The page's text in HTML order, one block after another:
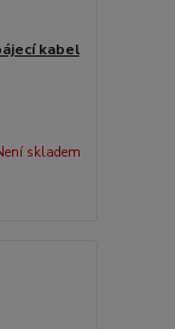
kabel
skladem